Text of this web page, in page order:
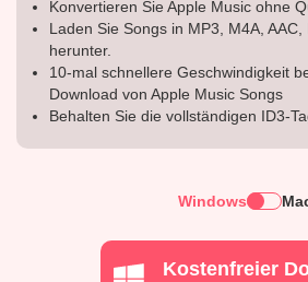
Vorverkaufsanfrage, Online-Service usw
Konvertieren Sie Apple Music ohne
Laden Sie Songs in MP3, M4A, AAC,
herunter.
10-mal schnellere Geschwindigkeit
Download von Apple Music Songs
Behalten Sie die vollständigen ID3-
Windows
Kostenfreier